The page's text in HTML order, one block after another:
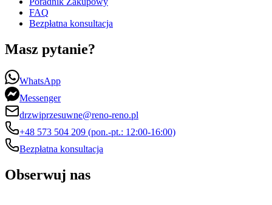
FAQ
Bezpłatna konsultacja
Masz pytanie?
WhatsApp
Messenger
drzwiprzesuwne@reno-reno.pl
+48 573 504 209 (pon.-pt.: 12:00-16:00)
Bezpłatna konsultacja
Obserwuj nas